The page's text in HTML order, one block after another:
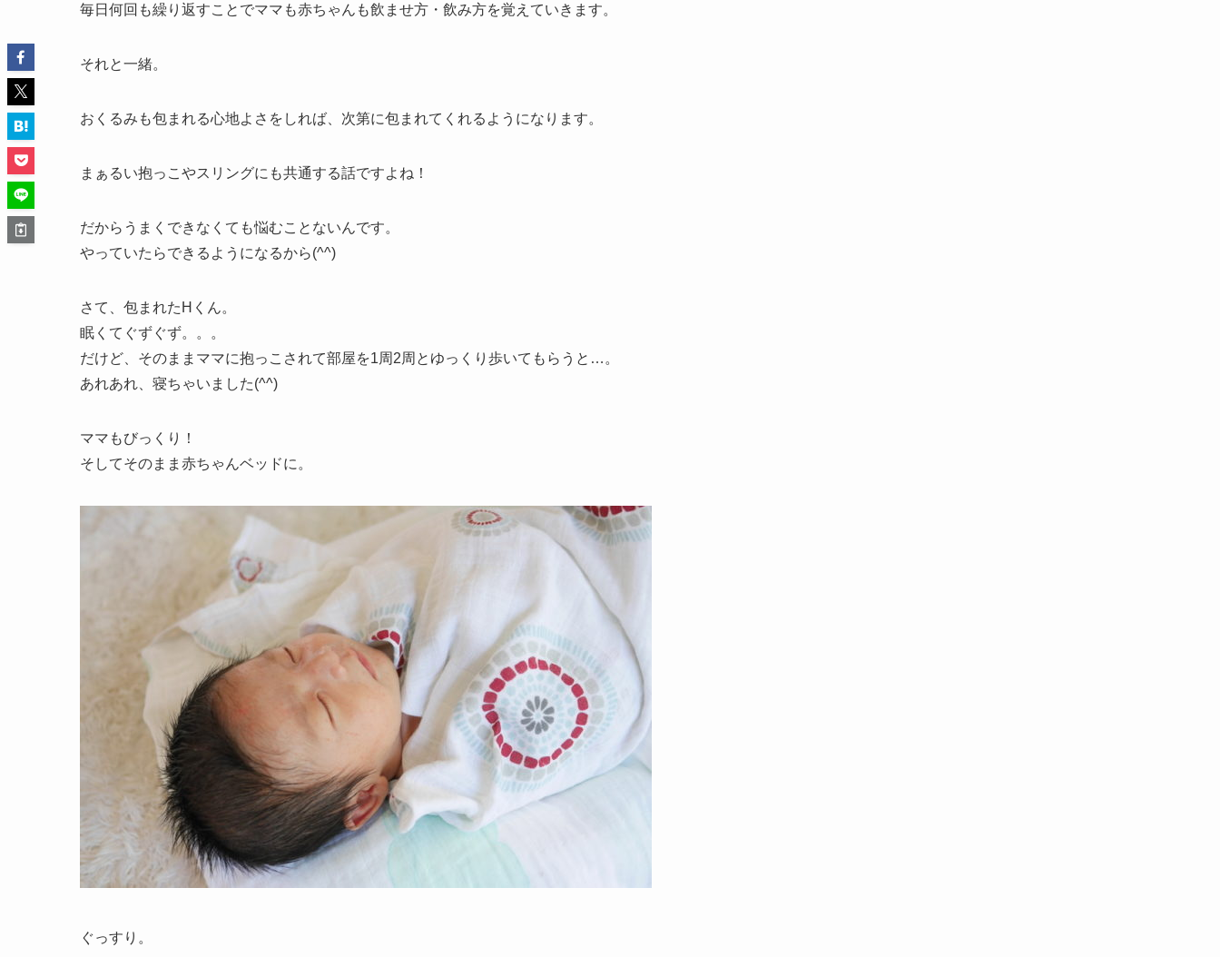
毎日何回も繰り返すことでママも赤ちゃんも飲ませ方・飲み方を覚えていきます。
それと一緒。
おくるみも包まれる心地よさをしれば、次第に包まれてくれるようになります。
まぁるい抱っこやスリングにも共通する話ですよね！
だからうまくできなくても悩むことないんです。
やっていたらできるようになるから(^^)
さて、包まれたHくん。
眠くてぐずぐず。。。
だけど、そのままママに抱っこされて部屋を1周2周とゆっくり歩いてもらうと…。
あれあれ、寝ちゃいました(^^)
ママもびっくり！
そしてそのまま赤ちゃんベッドに。
ぐっすり。